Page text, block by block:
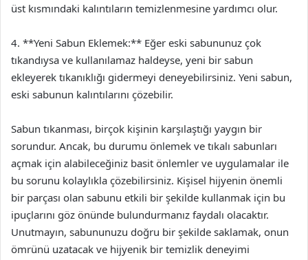
üst kısmındaki kalıntıların temizlenmesine yardımcı olur.
4. **Yeni Sabun Eklemek:** Eğer eski sabununuz çok
tıkandıysa ve kullanılamaz haldeyse, yeni bir sabun
ekleyerek tıkanıklığı gidermeyi deneyebilirsiniz. Yeni sabun,
eski sabunun kalıntılarını çözebilir.
Sabun tıkanması, birçok kişinin karşılaştığı yaygın bir
sorundur. Ancak, bu durumu önlemek ve tıkalı sabunları
açmak için alabileceğiniz basit önlemler ve uygulamalar ile
bu sorunu kolaylıkla çözebilirsiniz. Kişisel hijyenin önemli
bir parçası olan sabunu etkili bir şekilde kullanmak için bu
ipuçlarını göz önünde bulundurmanız faydalı olacaktır.
Unutmayın, sabununuzu doğru bir şekilde saklamak, onun
ömrünü uzatacak ve hijyenik bir temizlik deneyimi